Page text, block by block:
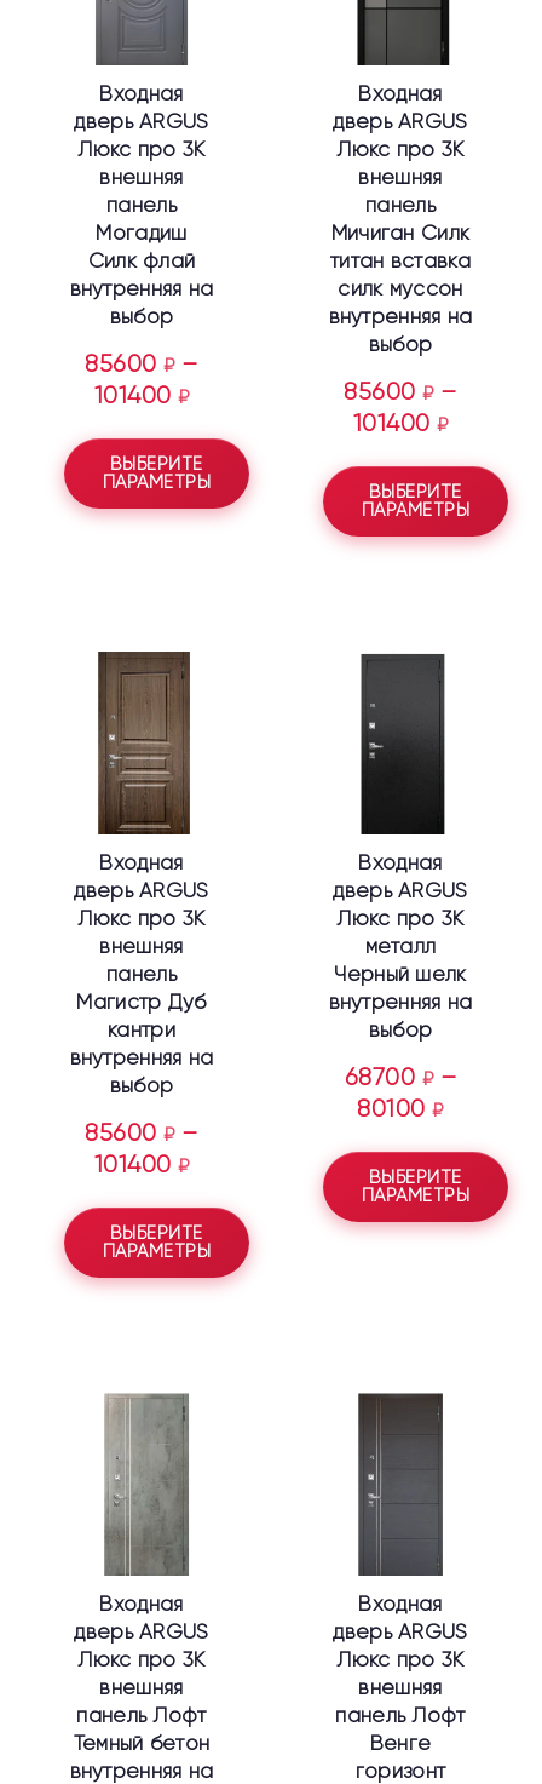
Входная
дверь ARGUS
Люкс про 3К
внешняя
панель
Могадиш
Силк флай
внутренняя на
выбор
85600₽ –
101400 ₽
ВЫБЕРИТЕ
ПАРАМЕТРЫ
Опции
выбрать
на
странице
товара.
Входная
дверь ARGUS
Люкс про 3К
внешняя
панель
Мичиган Силк
титан вставка
силк муссон
внутренняя на
выбор
85600₽ –
101400 ₽
ВЫБЕРИТЕ
ПАРАМЕТРЫ
Опции
выбрать
на
странице
товара.
Входная
дверь ARGUS
Люкс про 3К
внешняя
панель
Магистр Дуб
кантри
внутренняя на
выбор
85600₽ –
101400 ₽
ВЫБЕРИТЕ
ПАРАМЕТРЫ
товар
вариаций.
Опции
можно
выбрать
на
странице
товара.
Входная
дверь ARGUS
Люкс про 3К
металл
Черный шелк
внутренняя на
выбор
68700 ₽ –
80100₽
ВЫБЕРИТЕ
ПАРАМЕТРЫ
товар
выбрать
на
странице
товара.
Входная
дверь ARGUS
Люкс про 3К
внешняя
панель Лофт
Темный бетон
внутренняя на
товар
имеет
несколько
вариаций.
Опции
можно
выбрать
на
странице
товара.
Входная
дверь ARGUS
Люкс про 3К
внешняя
панель Лофт
Венге
горизонт
товар
выбрать
на
странице
товара.